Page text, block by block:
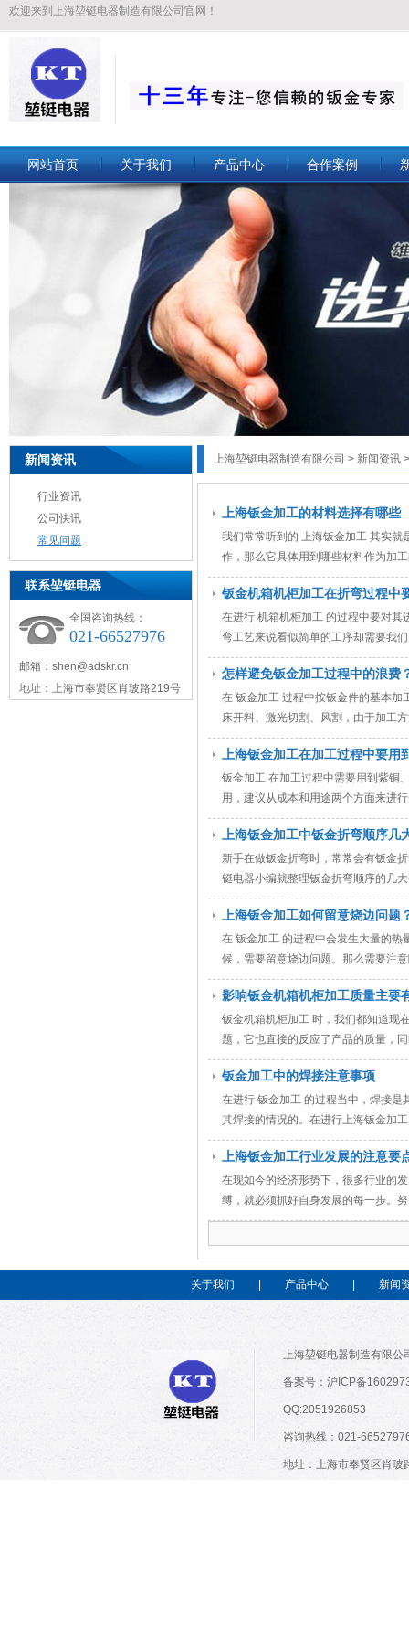
欢迎来到上海堃铤电器制造有限公司官网！
网站首页 关于我们 产品中心 合作案例
新闻资讯
行业资讯
公司快讯
常见问题
联系堃铤电器
全国咨询热线：
021-66527976
邮箱：shen@adskr.cn
地址：上海市奉贤区肖玻路219号
上海堃铤电器制造有限公司 > 新闻资讯
上海钣金加工的材料选择有哪些
我们常常听到的 上海钣金加工 其实
作，那么它具体用到哪些材料作为加
钣金机箱机柜加工在折弯过程中
在进行 机箱机柜加工 的过程中要对
弯工艺来说看似简单的工序却需要我
怎样避免钣金加工过程中的浪费
在 钣金加工 过程中按钣金件的基本
床开料、激光切割、风割，由于加工
上海钣金加工在加工过程中要用
钣金加工 在加工过程中需要用到紫铜
用，建议从成本和用途两个方面来进
上海钣金加工中钣金折弯顺序几
新手在做钣金折弯时，常常会有钣金
铤电器小编就整理钣金折弯顺序的几
上海钣金加工如何留意烧边问题
在 钣金加工 的进程中会发生大量的
候，需要留意烧边问题。那么需要注
影响钣金机箱机柜加工质量主要
钣金机箱机柜加工 时，我们都知道现
题，它也直接的反应了产品的质量，
钣金加工中的焊接注意事项
在进行 钣金加工 的过程当中，焊接
其焊接的情况的。在进行上海钣金加
上海钣金加工行业发展的注意要
在现如今的经济形势下，很多行业的
缚，就必须抓好自身发展的每一步。
关于我们 产品中心 新闻
上海堃铤电器制造有限
备案号：沪ICP备
QQ:2051926853
咨询热线：021-
地址：上海市奉贤区肖玻